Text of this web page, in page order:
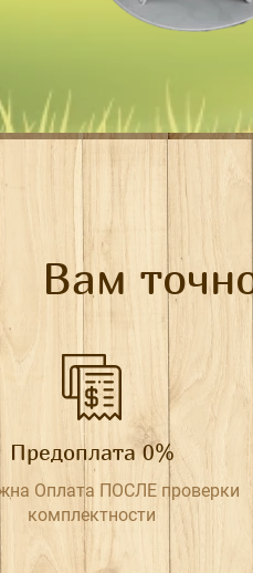
Вам
Предоплата 0%
Оплата ПОСЛЕ проверки
комплектности